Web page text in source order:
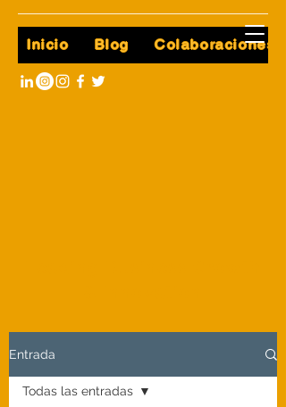
Inicio Blog Colaboraciones
Entrada
Todas las entradas